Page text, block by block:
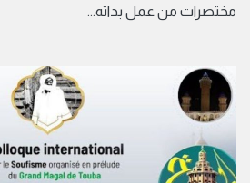
مختصرات من عمل بداته...